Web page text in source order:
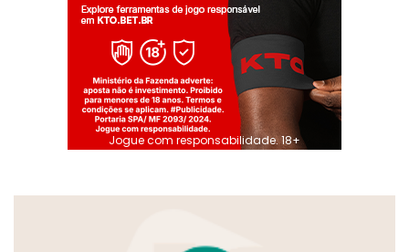
Jogue com responsabilidade. 18+